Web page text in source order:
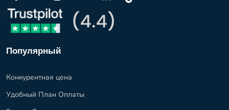
Популярный
Конкурентная цена
Удобный План Оплаты